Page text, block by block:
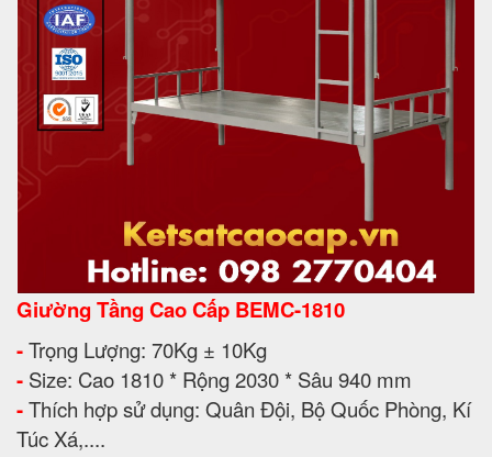
Giường Tầng Cao Cấp BEMC-1810
-Trọng Lượng: 70Kg ± 10Kg
- Size: Cao 1810 * Rộng 2030 * Sâu 940 mm
-Thích hợp sử dụng: Quân Đội, Bộ Quốc Phòng, Kí
Túc Xá,....